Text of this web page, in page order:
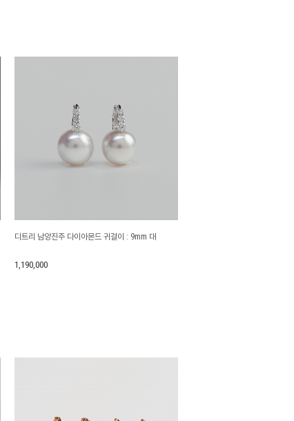
디트리 남양진주 다이아몬드 귀걸이 : 9mm 대
1,190,000